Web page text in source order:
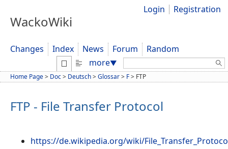
WackoWiki
Login Registration
Changes Index News Forum
Random
more▼ Search:
Home Page> Doc> Deutsch>Glossar> F> FTP
FTP - File Transfer Protocol
https://de.wikipedia.org/wiki/